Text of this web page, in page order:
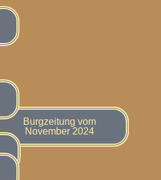
Burgzeitung vom
November 2025
Burgzeitung vom
November 2024